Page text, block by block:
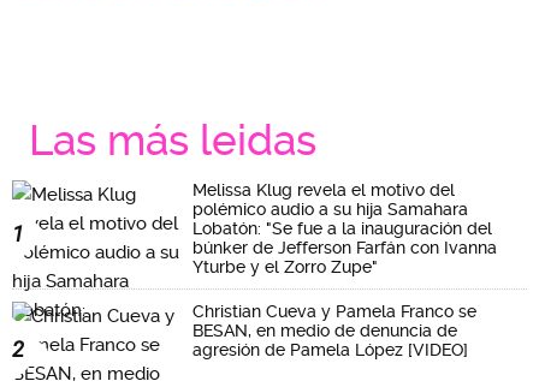
Las más leidas
1
Melissa Klug revela el motivo del
polémico audio a su hija Samahara
Lobatón: "Se fue a la inauguración del
búnker de Jefferson Farfán con Ivanna
Yturbe y el Zorro Zupe"
2
Christian Cueva y Pamela Franco se
BESAN, en medio de denuncia de
agresión de Pamela López [VIDEO]